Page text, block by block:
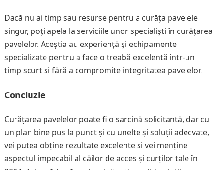
Dacă nu ai timp sau resurse pentru a curăța pavelele
singur, poți apela la serviciile unor specialiști în curățarea
pavelelor. Aceștia au experiență și echipamente
specializate pentru a face o treabă excelentă într-un
timp scurt și fără a compromite integritatea pavelelor.
Concluzie
Curățarea pavelelor poate fi o sarcină solicitantă, dar cu
un plan bine pus la punct și cu unelte și soluții adecvate,
vei putea obține rezultate excelente și vei menține
aspectul impecabil al căilor de acces și curților tale în